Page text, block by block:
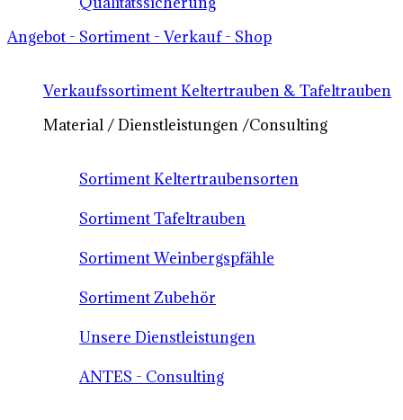
Angebot - Sortiment - Verkauf - Shop
Verkaufssortiment Keltertrauben & Tafeltrauben
Material / Dienstleistungen /Consulting
Sortiment Keltertraubensorten
Sortiment Tafeltrauben
Sortiment Weinbergspfähle
Sortiment Zubehör
Unsere Dienstleistungen
ANTES - Consulting